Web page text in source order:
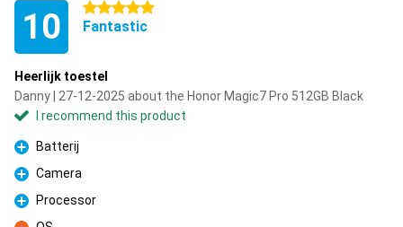
10 5 stars
Fantastic
Heerlijk toestel
Danny | 27-12-2025 about the Honor Magic7 Pro 512GB Black
I recommend this product
Pro
Batterij
Pro
Camera
Pro
Processor